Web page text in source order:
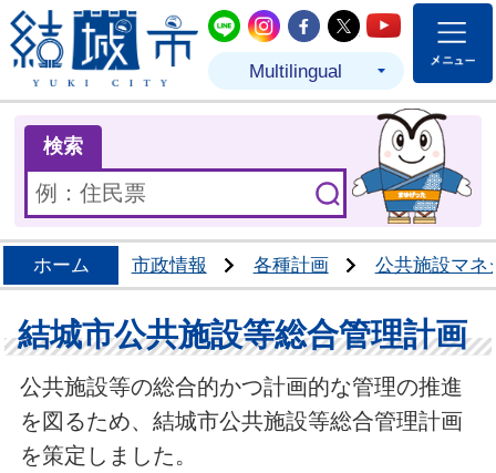
結城市公式LINE
結城市公式Instagram
結城市公式
結城市公式
結城市
Multilingual
検索
ホーム 市政情報 各種計画 公共施設マネ
結城市公共施設等総合管理計画
公共施設等の総合的かつ計画的な管理の推進
を図るため、結城市公共施設等総合管理計画
を策定しました。